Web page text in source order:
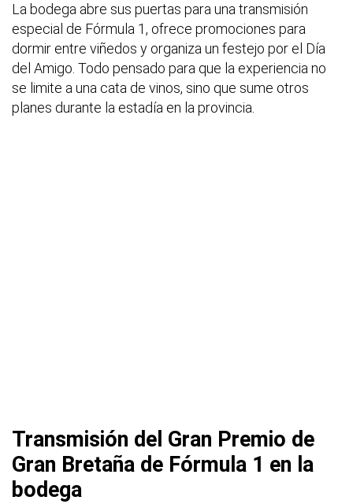
La bodega abre sus puertas para una transmisión
especial de Fórmula 1, ofrece promociones para
dormir entre viñedos y organiza un festejo por el Día
del Amigo. Todo pensado para que la experiencia no
se limite a una cata de vinos, sino que sume otros
planes durante la estadía en la provincia.
Transmisión del Gran Premio de
Gran Bretaña de Fórmula 1 en la
bodega